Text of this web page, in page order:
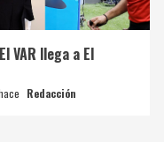
VAR llega a El
Redacción